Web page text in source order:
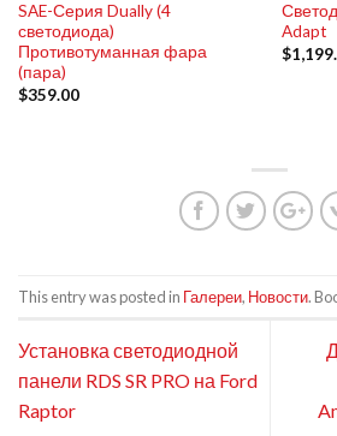
SAE-Серия Dually (4
светодиода)
Противотуманная фара
(пара)
$359.00
Adapt
$
This entry was posted in Галереи, Новости.
Установка светодиодной
панели RDS SR PRO на Ford
Raptor